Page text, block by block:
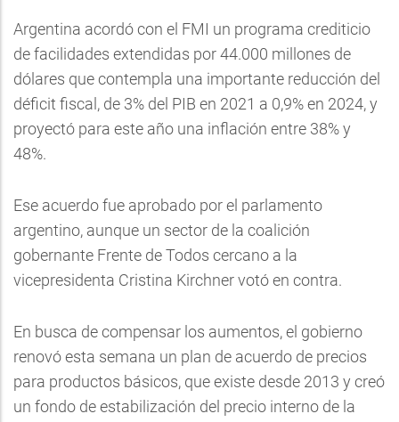
Argentina acordó con el FMI un programa crediticio
de facilidades extendidas por 44.000 millones de
dólares que contempla una importante reducción del
déficit fiscal, de 3% del PIB en 2021 a 0,9% en 2024, y
proyectó para este año una inflación entre 38% y
48%.
Ese acuerdo fue aprobado por el parlamento
argentino, aunque un sector de la coalición
gobernante Frente de Todos cercano a la
vicepresidenta Cristina Kirchner votó en contra.
En busca de compensar los aumentos, el gobierno
renovó esta semana un plan de acuerdo de precios
para productos básicos, que existe desde 2013 y creó
un fondo de estabilización del precio interno de la